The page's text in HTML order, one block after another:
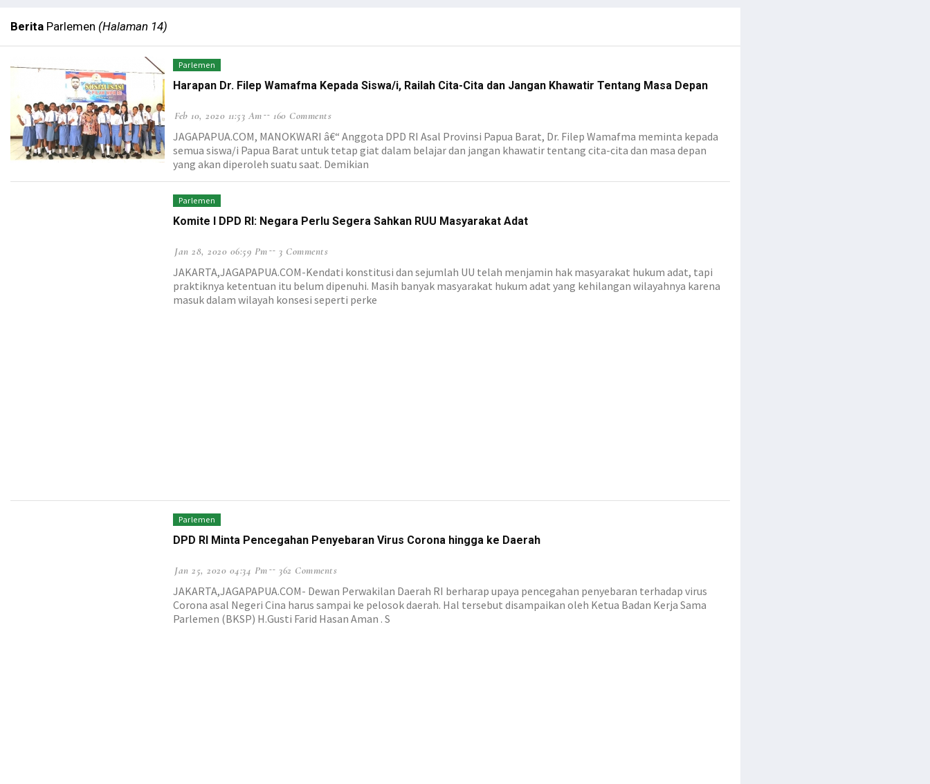
Berita Parlemen (Halaman 14)
Parlemen
Harapan Dr. Filep Wamafma Kepada Siswa/i, Railah Cita-Cita dan Jangan Khawatir Tentang Masa Depan
Feb 10, 2020 11:53 Am 160 Comments
JAGAPAPUA.COM, MANOKWARI â€“ Anggota DPD RI Asal Provinsi Papua Barat, Dr. Filep Wamafma meminta kepada
semua siswa/i Papua Barat untuk tetap giat dalam belajar dan jangan khawatir tentang cita-cita dan masa depan
yang akan diperoleh suatu saat. Demikian
Parlemen
Komite I DPD RI: Negara Perlu Segera Sahkan RUU Masyarakat Adat
Jan 28, 2020 06:59 Pm 3 Comments
JAKARTA,JAGAPAPUA.COM-Kendati konstitusi dan sejumlah UU telah menjamin hak masyarakat hukum adat, tapi
praktiknya ketentuan itu belum dipenuhi. Masih banyak masyarakat hukum adat yang kehilangan wilayahnya karena
masuk dalam wilayah konsesi seperti perke
Parlemen
DPD RI Minta Pencegahan Penyebaran Virus Corona hingga ke Daerah
Jan 25, 2020 04:34 Pm 362 Comments
JAKARTA,JAGAPAPUA.COM- Dewan Perwakilan Daerah RI berharap upaya pencegahan penyebaran terhadap virus
Corona asal Negeri Cina harus sampai ke pelosok daerah. Hal tersebut disampaikan oleh Ketua Badan Kerja Sama
Parlemen (BKSP) H.Gusti Farid Hasan Aman . S